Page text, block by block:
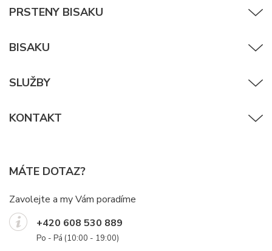
PRSTENY BISAKU
BISAKU
SLUŽBY
KONTAKT
MÁTE DOTAZ?
Zavolejte a my Vám poradíme
+420 608 530 889
Po - Pá (10:00 - 19:00)